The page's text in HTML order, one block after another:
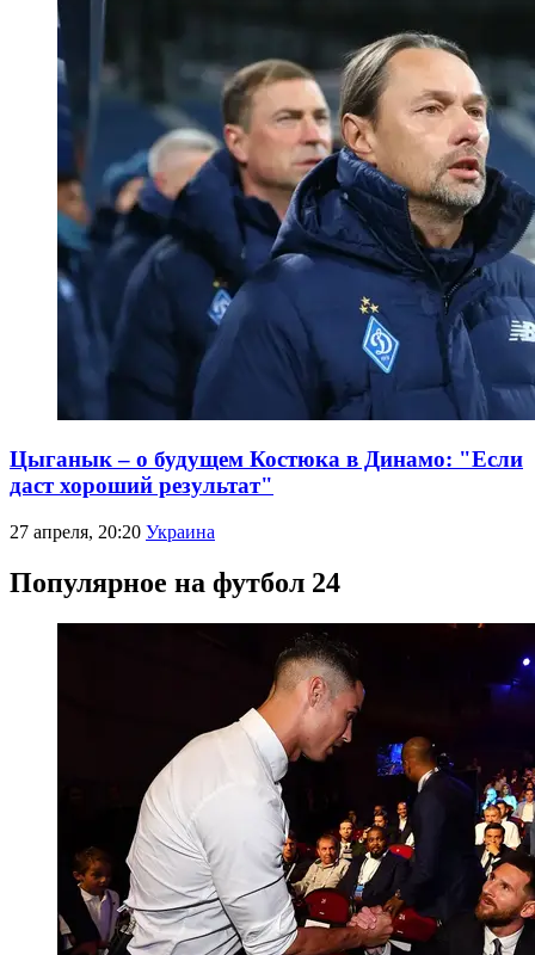
Цыганык – о будущем Костюка в Динамо: "Если
даст хороший результат"
27 апреля, 20:20 Украина
Популярное на футбол 24